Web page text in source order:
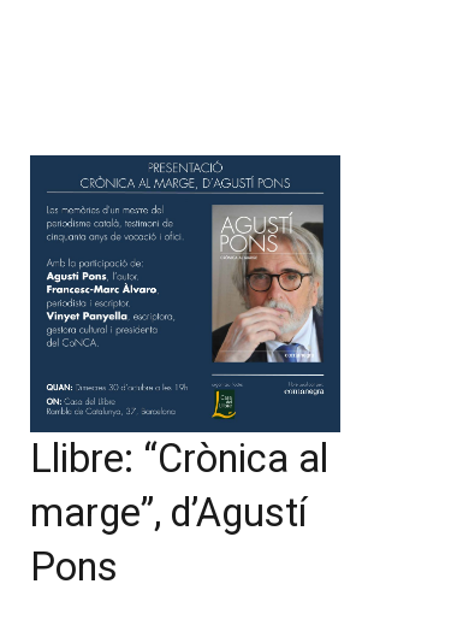
Llibre: “Crònica al
marge”, d’Agustí
Pons